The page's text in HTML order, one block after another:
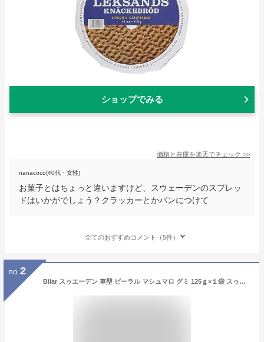
ショップでみる
価格と在庫を楽天でチェック >>
nanacoco(40代・女性)
お菓子とはちょっと違いますけど、スウェーデンのスプレッ
ドはいかがでしょう？クラッカーとかパンにつけて
全てのおすすめコメント（5件）
no. 2
Bilar スゥエーデン 車型 ビーラル マシュマロ グミ 125ｇ×１袋 スゥエーデンのお菓子です [並行輸入品]